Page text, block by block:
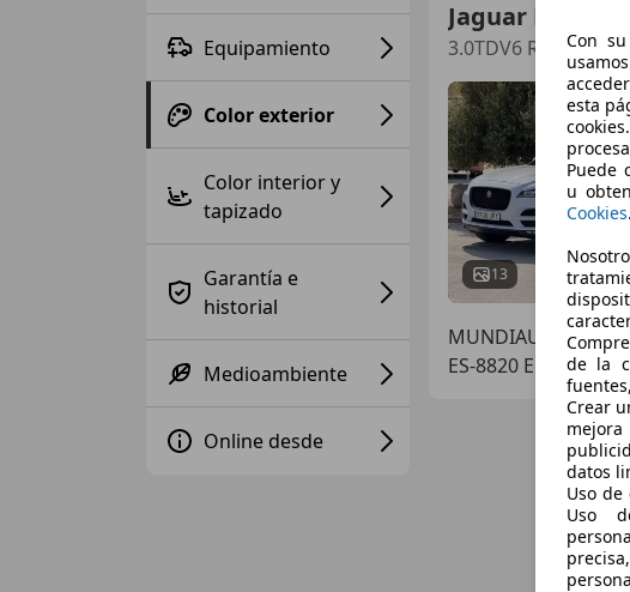
Equipamiento
Color exterior
Color interior y
tapizado
Garantía e
historial
Medioambiente
Online desde
Jaguar F-Pace
3.0TDV6 R-Sport
13
MUNDIAUTO 2000,
ES-8820 EL PRAT DE
Con
esta
Puede
u
Cookies.
de la
Crear
datos
Uso
Uso